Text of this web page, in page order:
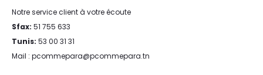
Notre service client à votre écoute
Sfax: 51 755 633
Tunis: 53 00 31 31
Mail : pcommepara@pcommepara.tn